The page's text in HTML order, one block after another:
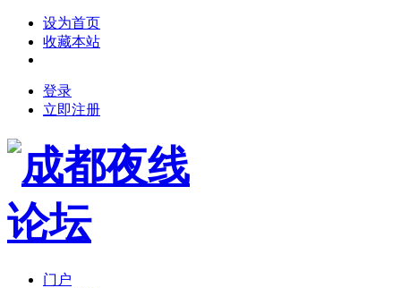
设为首页
收藏本站
登录
立即注册
门户